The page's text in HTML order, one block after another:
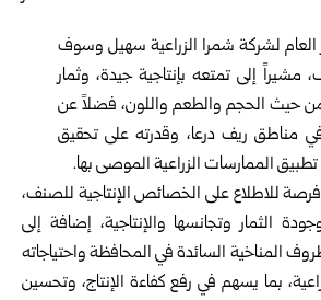
لشركة شمرا الزراعية سهيل وسوف
مشيراً إلى تمتعه بإنتاجية جيدة، وثمار
حيث الحجم والطعم واللون، فضلاً عن
في مناطق ريف درعا، وقدرته على تحقيق
الممارسات الزراعية الموصى بها.
للاطلاع على الخصائص الإنتاجية للصنف،
الثمار وتجانسها والإنتاجية، إضافة إلى
المناخية السائدة في المحافظة واحتياجاته
بما يسهم في رفع كفاءة الإنتاج، وتحسين